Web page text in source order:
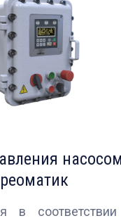
насосом
в